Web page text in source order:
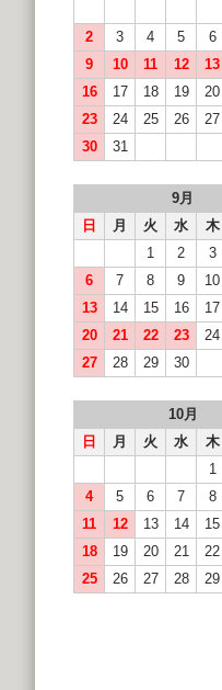
2
3 4 5 6
9
10 11 12 13
16
17 18 19 20
23
24 25 26 27
30
31
9月
日
月 火 水 木
1
2 3
6
7 8 9 10
13
14 15 16 17
20
21 22 23 24
27
28 29 30
10月
日
月 火 水 木
1
4
5 6 7 8
11
12 13 14 15
18
19 20 21 22
25
26 27 28 29